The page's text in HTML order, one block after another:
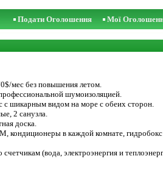
Подати Оголошення Мої
мес без повышения летом.
шумоизоляцией.
с шикарным видом на море с обеих сторон.
2 санузла.
доска.
кондиционеры в каждой комнате,
(вода, электроэнергия и